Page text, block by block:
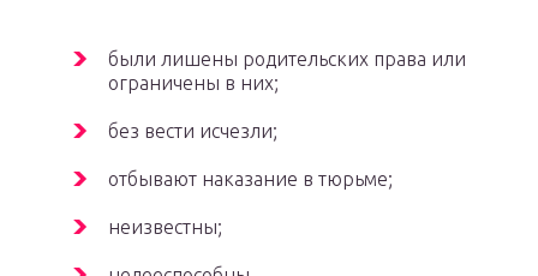
были лишены родительских права или
ограничены в них;
без вести исчезли;
отбывают наказание в тюрьме;
неизвестны;